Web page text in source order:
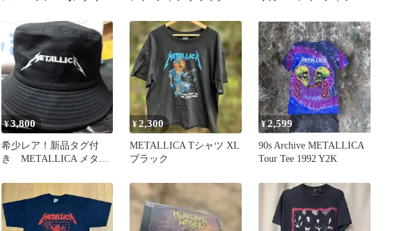
★Bunny
¥3,800
希少レア！新品タグ付
き METALLICA メタリ
¥2,300
METALLICA Tシャツ XL
ブラック
¥2,599
90s Archive METALLICA
Tour Tee 1992 Y2K